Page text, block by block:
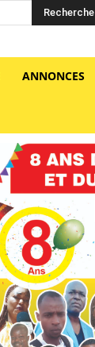
Recherche
ANNONCES